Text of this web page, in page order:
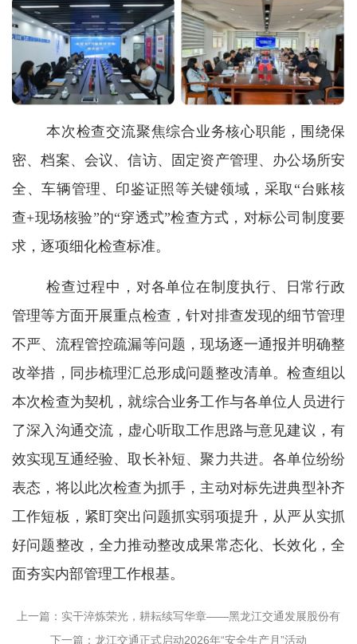
本次检查交流聚焦综合业务核心职能，围绕保
密、档案、会议、信访、固定资产管理、办公场所安
全、车辆管理、印鉴证照等关键领域，采取“台账核
查+现场核验”的“穿透式”检查方式，对标公司制度要
求，逐项细化检查标准。
检查过程中，对各单位在制度执行、日常行政
管理等方面开展重点检查，针对排查发现的细节管理
不严、流程管控疏漏等问题，现场逐一通报并明确整
改举措，同步梳理汇总形成问题整改清单。检查组以
本次检查为契机，就综合业务工作与各单位人员进行
了深入沟通交流，虚心听取工作思路与意见建议，有
效实现互通经验、取长补短、聚力共进。各单位纷纷
表态，将以此次检查为抓手，主动对标先进典型补齐
工作短板，紧盯突出问题抓实弱项提升，从严从实抓
好问题整改，全力推动整改成果常态化、长效化，全
面夯实内部管理工作根基。
上一篇：实干淬炼荣光，耕耘续写华章——黑龙江交通发展股份有
限公司荣获2025年“黑龙江省五一劳动奖状”
下一篇：龙江交通正式启动2026年“安全生产月”活动